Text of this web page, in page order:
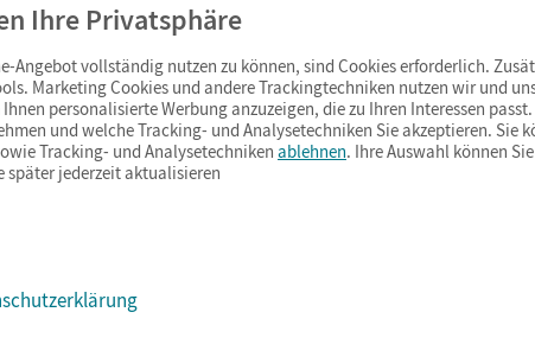
Ab 59,– EUR Bestellwert liefern wir
(Lieferung in 3–6 Tagen).
& Co.
Ihre Privatsphäre
Angebot vollständig nutzen zu können, sind Cookies erforderlich.
Marketing Cookies und andere Trackingtechniken nutzen wir und
personalisierte Werbung anzuzeigen, die zu Ihren Interessen
und welche Tracking- und Analysetechniken Sie akzeptieren. Sie
Tracking- und Analysetechniken ablehnen. Ihre Auswahl können
später jederzeit aktualisieren